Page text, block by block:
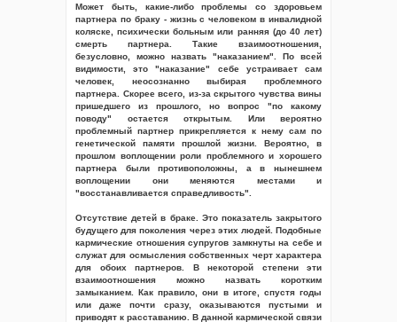
Может быть, какие-либо проблемы со здоровьем
партнера по браку - жизнь с человеком в инвалидной
коляске, психически больным или ранняя (до 40 лет)
смерть партнера. Такие взаимоотношения,
безусловно, можно назвать "наказанием". По всей
видимости, это "наказание" себе устраивает сам
человек, неосознанно выбирая проблемного
партнера. Скорее всего, из-за скрытого чувства вины
пришедшего из прошлого, но вопрос "по какому
поводу" остается открытым. Или вероятно
проблемный партнер прикрепляется к нему сам по
генетической памяти прошлой жизни. Вероятно, в
прошлом воплощении роли проблемного и хорошего
партнера были противоположны, а в нынешнем
воплощении они меняются местами и
"восстанавливается справедливость".
Отсутствие детей в браке. Это показатель закрытого
будущего для поколения через этих людей. Подобные
кармические отношения супругов замкнуты на себе и
служат для осмысления собственных черт характера
для обоих партнеров. В некоторой степени эти
взаимоотношения можно назвать коротким
замыканием. Как правило, они в итоге, спустя годы
или даже почти сразу, оказываются пустыми и
приводят к расставанию. В данной кармической связи